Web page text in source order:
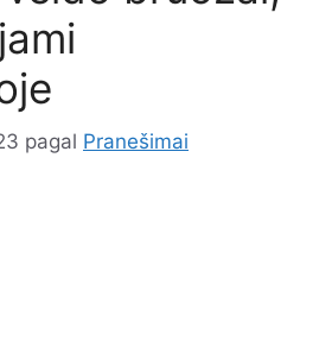
pagal Pranešimai